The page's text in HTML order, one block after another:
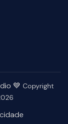
💙 Copyright